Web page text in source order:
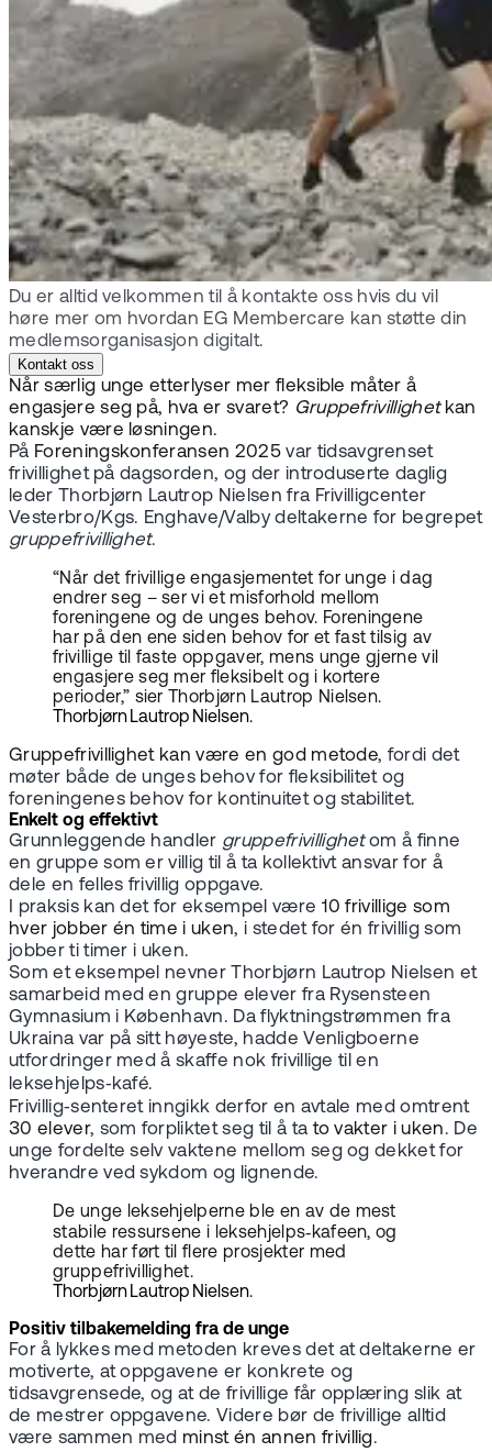
Du er alltid velkommen til å kontakte oss hvis du vil
høre mer om hvordan EG Membercare kan støtte din
medlemsorganisasjon digitalt.
Kontakt oss
Når særlig unge etterlyser mer fleksible måter å
engasjere seg på, hva er svaret? Gruppefrivillighetkan
kanskje være løsningen.
På Foreningskonferansen 2025var tidsavgrenset
frivillighet på dagsorden, og der introduserte daglig
leder Thorbjørn Lautrop Nielsen fra Frivilligcenter
Vesterbro/Kgs. Enghave/Valby deltakerne for begrepet
gruppefrivillighet.
“Når det frivillige engasjementet for unge i dag
endrer seg – ser vi et misforhold mellom
foreningene og de unges behov. Foreningene
har på den ene siden behov for et fast tilsig av
frivillige til faste oppgaver, mens unge gjerne vil
engasjere seg mer fleksibelt og i kortere
perioder,” sier Thorbjørn Lautrop Nielsen.
Thorbjørn Lautrop Nielsen.
Gruppefrivillighet kan være en god metode, fordi det
møter både de unges behov for fleksibilitet og
foreningenes behov for kontinuitet og stabilitet.
Enkelt og effektivt
Grunnleggende handler gruppefrivillighetom å finne
en gruppe som er villig til å ta kollektivt ansvar for å
dele en felles frivillig oppgave.
I praksis kan det for eksempel være 10 frivillige som
hver jobber én time i uken, i stedet for én frivillig som
jobber ti timer i uken.
Som et eksempel nevner Thorbjørn Lautrop Nielsen et
samarbeid med en gruppe elever fra Rysensteen
Gymnasium i København. Da flyktningstrømmen fra
Ukraina var på sitt høyeste, hadde Venligboerne
utfordringer med å skaffe nok frivillige til en
leksehjelps‑kafé.
Frivillig‑senteret inngikk derfor en avtale med omtrent
30 elever, som forpliktet seg til å ta to vakter i uken. De
unge fordelte selv vaktene mellom seg og dekket for
hverandre ved sykdom og lignende.
De unge leksehjelperne ble en av de mest
stabile ressursene i leksehjelps‑kafeen, og
dette har ført til flere prosjekter med
gruppefrivillighet.
Thorbjørn Lautrop Nielsen.
Positiv tilbakemelding fra de unge
For å lykkes med metoden kreves det at deltakerne er
motiverte, at oppgavene er konkrete og
tidsavgrensede, og at de frivillige får opplæring slik at
de mestrer oppgavene. Videre bør de frivillige alltid
være sammen med minst én annen frivillig.